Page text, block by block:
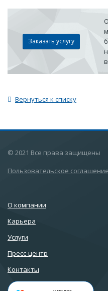
Заказать услугу
Вернуться к списку
© 2021 Все права защищены
Пользовательское соглашение
О компании
Карьера
Услуги
Пресс-центр
Контакты